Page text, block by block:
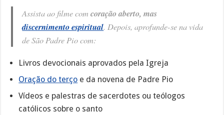
Assista ao filme comcoração aberto, mas
discernimento espiritual. Depois, aprofunde-se na vida
de São Padre Pio com:
Livros devocionais aprovados pela Igreja
Oração do terço e da novena de Padre Pio
Vídeos e palestras de sacerdotes ou teólogos
católicos sobre o santo